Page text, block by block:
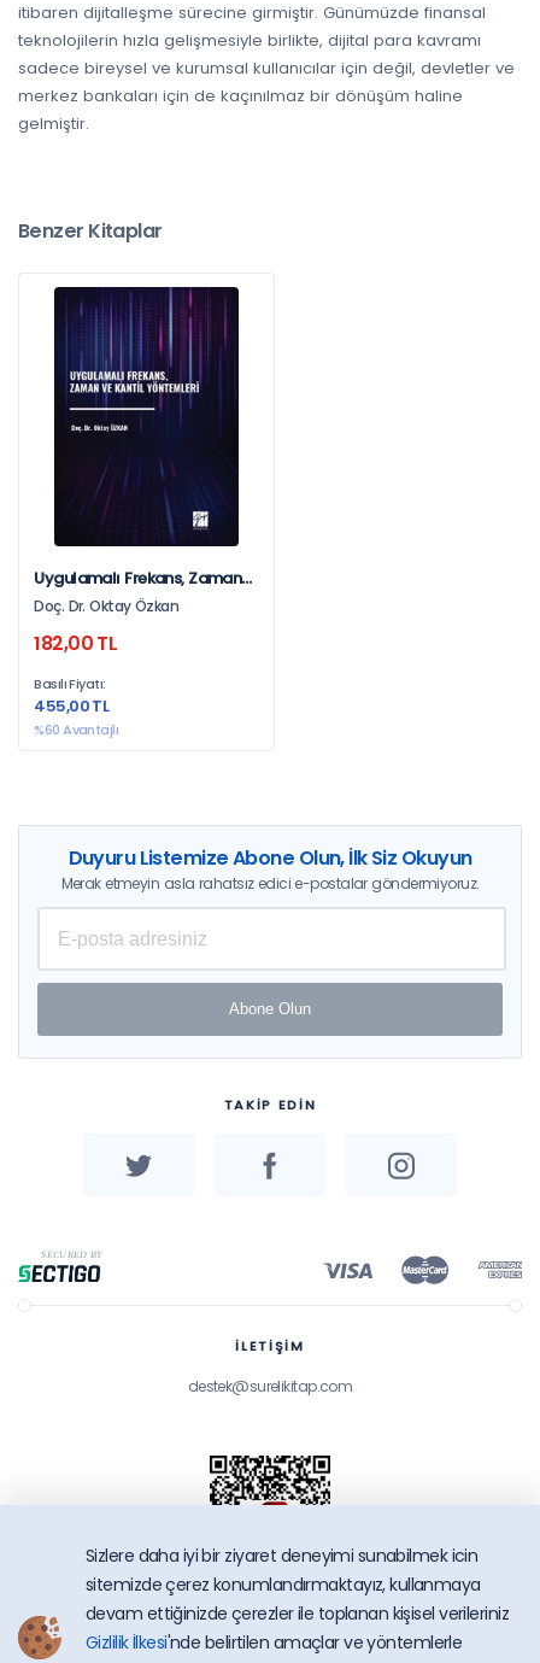
itibaren dijitalleşme sürecine girmiştir. Günümüzde finansal
teknolojilerin hızla gelişmesiyle birlikte, dijital para kavramı
sadece bireysel ve kurumsal kullanıcılar için değil, devletler ve
merkez bankaları için de kaçınılmaz bir dönüşüm haline
gelmiştir.
Benzer Kitaplar
Uygulamalı Frekans, Zaman
Ve Kantil Yöntemleri
Doç. Dr. Oktay Özkan
182,00 TL
Basılı Fiyatı:
455,00 TL
%60 Avantajlı
Duyuru Listemize Abone Olun, İlk Siz Okuyun
Merak etmeyin asla rahatsız edici e-postalar göndermiyoruz.
Abone Olun
TAKİP EDİN
İLETİŞİM
destek@surelikitap.com
Sizlere daha iyi bir ziyaret deneyimi sunabilmek icin
sitemizde çerez konumlandırmaktayız, kullanmaya
devam ettiğinizde çerezler ile toplanan kişisel verileriniz
Gizlilik İlkesi'nde belirtilen amaçlar ve yöntemlerle